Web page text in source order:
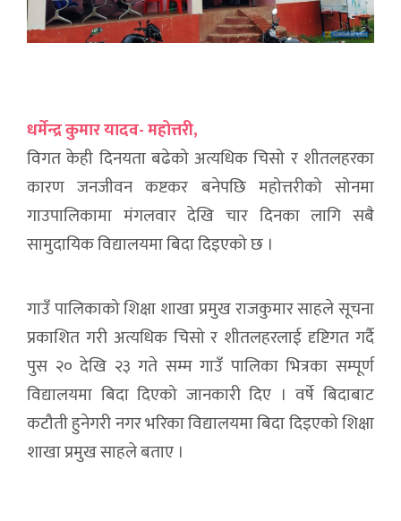
धर्मेन्द्र कुमार यादव- महोत्तरी,
विगत केही दिनयता बढेको अत्यधिक चिसो र शीतलहरका
कारण जनजीवन कष्टकर बनेपछि महोत्तरीको सोनमा
गाउपालिकामा मंगलवार देखि चार दिनका लागि सबै
सामुदायिक विद्यालयमा बिदा दिइएको छ ।
गाउँ पालिकाको शिक्षा शाखा प्रमुख राजकुमार साहले सूचना
प्रकाशित गरी अत्यधिक चिसो र शीतलहरलाई दृष्टिगत गर्दै
पुस २० देखि २३ गते सम्म गाउँ पालिका भित्रका सम्पूर्ण
विद्यालयमा बिदा दिएको जानकारी दिए । वर्षे बिदाबाट
कटौती हुनेगरी नगर भरिका विद्यालयमा बिदा दिइएको शिक्षा
शाखा प्रमुख साहले बताए ।